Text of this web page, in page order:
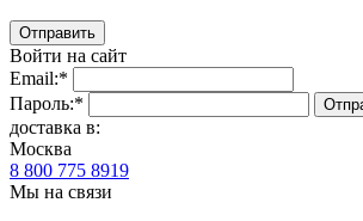
Войти на сайт
Email:*
Пароль:*
доставка в:
Москва
8 800 775 8919
Мы на связи